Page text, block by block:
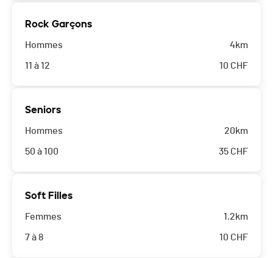
Rock Garçons
Hommes
11 à 12
4km
10 CHF
Seniors
Hommes
50 à 100
20km
35 CHF
Soft Filles
Femmes
7 à 8
1.2km
10 CHF